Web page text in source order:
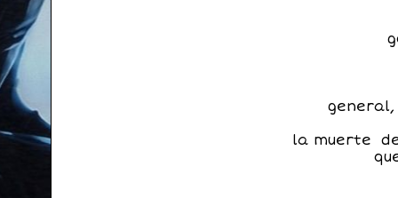
la muerte